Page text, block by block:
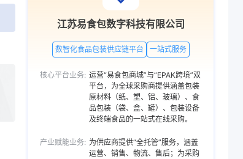
江苏易食包数字科技有限公司
数智化食品包装供应链平台 一站式服务
核心平台业务: 运营“易食包商城”与“EPAK跨境”双
平台，为全球采购商提供涵盖包装
原材料（纸、塑、铝、玻璃）、食
品包装（袋、盒、罐）、包装设备
及终端食品的一站式在线采购。
产业赋能业务: 为供应商提供“全托管”服务，涵盖
运营、销售、物流、售后；为采购